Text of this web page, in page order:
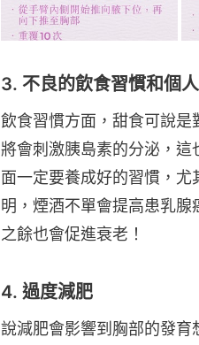
3. 不良的飲食習慣和個
飲食習慣方面，甜食可說
將會刺激胰島素的分泌，
面一定要養成好的習慣，
明，煙酒不單會提高患乳
之餘也會促進衰老！
4. 過度減肥
說減肥會影響到胸部的發